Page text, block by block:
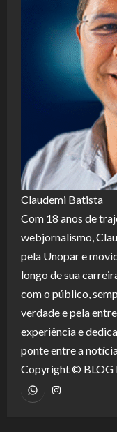
Claudemi Batista
Com 18 anos de
webjornalismo,
pela Unopar e
longo de sua
com o público,
verdade e pela
experiência e
ponte entre a
Copyright © BLOG
WhatsApp Instagram